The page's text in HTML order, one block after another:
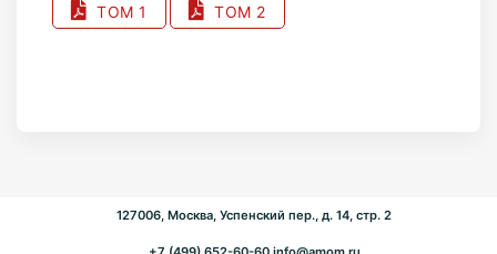
ТОМ 1 ТОМ 2
127006, Москва, Успенский пер., д. 14, стр. 2